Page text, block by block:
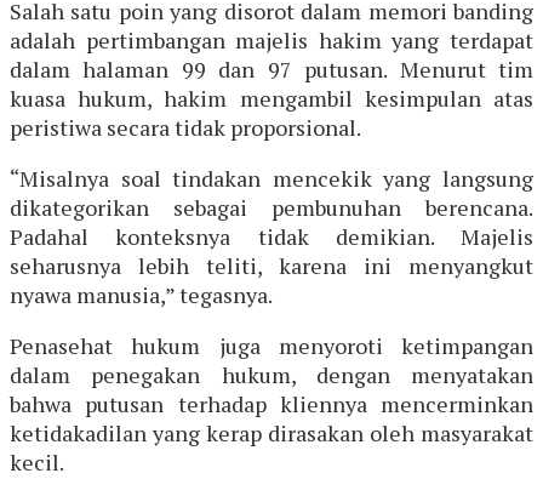
Salah satu poin yang disorot dalam memori banding
adalah pertimbangan majelis hakim yang terdapat
dalam halaman 99 dan 97 putusan. Menurut tim
kuasa hukum, hakim mengambil kesimpulan atas
peristiwa secara tidak proporsional.
“Misalnya soal tindakan mencekik yang langsung
dikategorikan sebagai pembunuhan berencana.
Padahal konteksnya tidak demikian. Majelis
seharusnya lebih teliti, karena ini menyangkut
nyawa manusia,” tegasnya.
Penasehat hukum juga menyoroti ketimpangan
dalam penegakan hukum, dengan menyatakan
bahwa putusan terhadap kliennya mencerminkan
ketidakadilan yang kerap dirasakan oleh masyarakat
kecil.